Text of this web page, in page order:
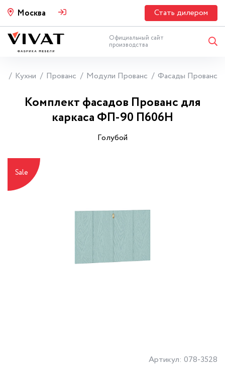
Москва Стать дилером
Официальный сайт
производства
Кухни Прованс Модули Прованс Фасады Прованс
Комплект фасадов Прованс для
каркаса ФП-90 П606Н
Гoлyбoй
Sale
Артикул: 078-3528